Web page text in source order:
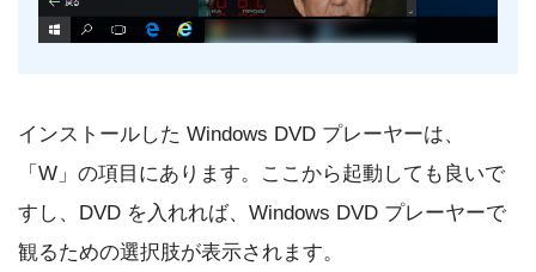
インストールした Windows DVD プレーヤーは、
「W」の項目にあります。ここから起動しても良いで
すし、DVD を入れれば、Windows DVD プレーヤーで
観るための選択肢が表示されます。